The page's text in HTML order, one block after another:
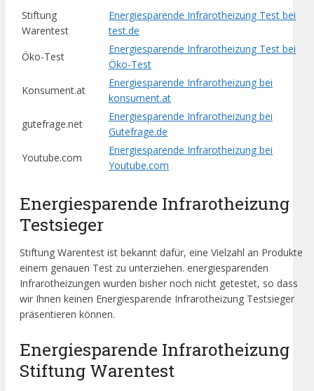
Stiftung
Warentest
Energiesparende Infrarotheizung Test bei
test.de
Öko-Test
Energiesparende Infrarotheizung Test bei
Öko-Test
Konsument.at
Energiesparende Infrarotheizung bei
konsument.at
gutefrage.net
Energiesparende Infrarotheizung bei
Gutefrage.de
Youtube.com
Energiesparende Infrarotheizung bei
Youtube.com
Energiesparende Infrarotheizung
Testsieger
Stiftung Warentest ist bekannt dafür, eine Vielzahl an Produkte
einem genauen Test zu unterziehen. energiesparenden
Infrarotheizungen wurden bisher noch nicht getestet, so dass
wir Ihnen keinen Energiesparende Infrarotheizung Testsieger
präsentieren können.
Energiesparende Infrarotheizung
Stiftung Warentest